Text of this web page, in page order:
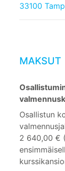
33100
MAKSUT
Osallistun
2 640,00 €